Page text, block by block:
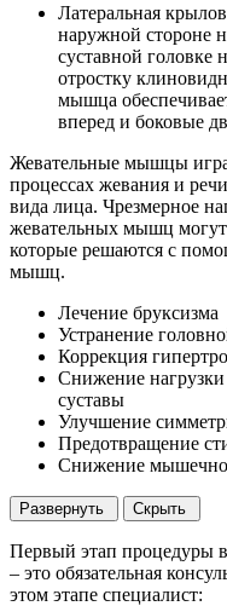
Латеральная
наружной стороне
суставной
отростку
мышца
вперед и боковые
Жевательные мышцы
процессах жевания и
вида лица. Чрезмерное
жевательных мышц
которые решаются с
мышц.
Лечение бруксизма
Устранение
Коррекция
Снижение
суставы
Улучшение
Предотвращение
Снижение
Развернуть Скрыть
Первый этап процедуры
– это обязательная
этом этапе специалист: